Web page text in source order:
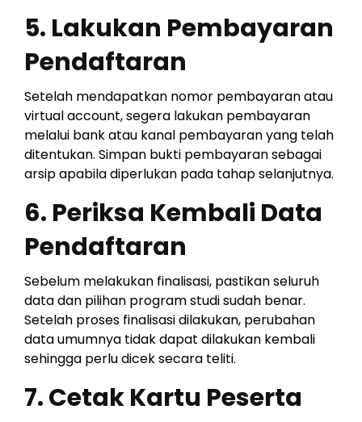
5. Lakukan Pembayaran
Pendaftaran
Setelah mendapatkan nomor pembayaran atau
virtual account, segera lakukan pembayaran
melalui bank atau kanal pembayaran yang telah
ditentukan. Simpan bukti pembayaran sebagai
arsip apabila diperlukan pada tahap selanjutnya.
6. Periksa Kembali Data
Pendaftaran
Sebelum melakukan finalisasi, pastikan seluruh
data dan pilihan program studi sudah benar.
Setelah proses finalisasi dilakukan, perubahan
data umumnya tidak dapat dilakukan kembali
sehingga perlu dicek secara teliti.
7. Cetak Kartu Peserta